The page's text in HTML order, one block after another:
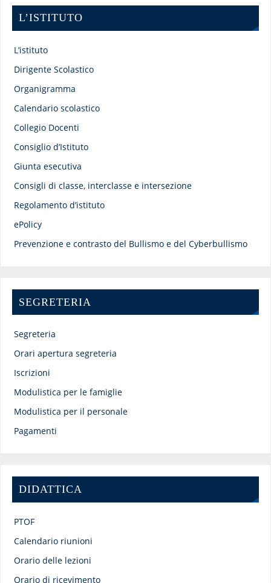
L’ISTITUTO
L’istituto
Dirigente Scolastico
Organigramma
Calendario scolastico
Collegio Docenti
Consiglio d’Istituto
Giunta esecutiva
Consigli di classe, interclasse e intersezione
Regolamento d’istituto
ePolicy
Prevenzione e contrasto del Bullismo e del Cyberbullismo
SEGRETERIA
Segreteria
Orari apertura segreteria
Iscrizioni
Modulistica per le famiglie
Modulistica per il personale
Pagamenti
DIDATTICA
PTOF
Calendario riunioni
Orario delle lezioni
Orario di ricevimento